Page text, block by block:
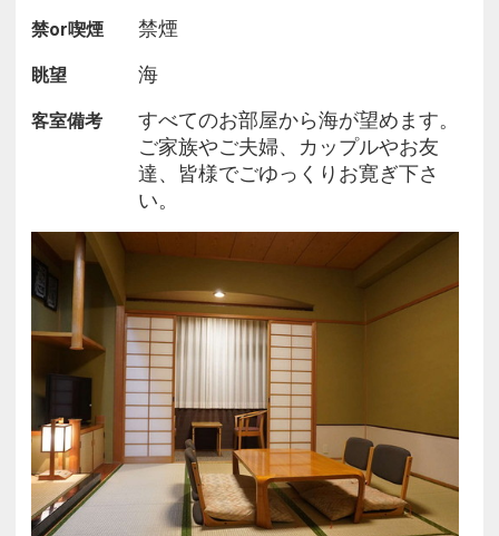
・‥…━◆海の見える展望大浴場◆━…‥・
旅の疲れはその日にすっきりとほぐしましょ(＾＾)
を…☆
眼下に広がる豊かな海面から真正面に上がっていく
当ホテルの自慢の一つです♪
・‥…━◆当ホテルまでのアクセス◆━…‥・
□電車(JR)でのアクセス
→JR日豊本線杵築駅より大分交通バスで約40分。
黒津崎海岸下車後、徒歩約2分。
□お車でのアクセス
→大分自動車道速見ICから40km（約45分）
大分空港から6.9km（約10分）
・‥…━◆周辺観光◆━…‥・
当館を拠点に六郷満山三十三ヶ寺霊場めぐりへも便
禁or喫煙 禁煙
眺望 海
客室備考
すべてのお部屋から海が望めます。
ご家族やご夫婦、カップルやお友
達、皆様でごゆっくりお寛ぎ下さ
い。